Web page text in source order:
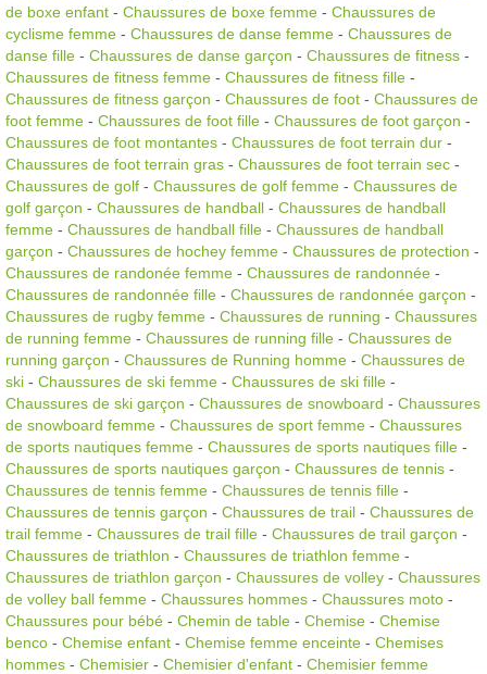
de boxe enfant - Chaussures de boxe femme - Chaussures de
cyclisme femme - Chaussures de danse femme - Chaussures de
danse fille - Chaussures de danse garçon - Chaussures de fitness -
Chaussures de fitness femme - Chaussures de fitness fille -
Chaussures de fitness garçon - Chaussures de foot - Chaussures de
foot femme - Chaussures de foot fille - Chaussures de foot garçon -
Chaussures de foot montantes - Chaussures de foot terrain dur -
Chaussures de foot terrain gras - Chaussures de foot terrain sec -
Chaussures de golf - Chaussures de golf femme - Chaussures de
golf garçon - Chaussures de handball - Chaussures de handball
femme - Chaussures de handball fille - Chaussures de handball
garçon - Chaussures de hochey femme - Chaussures de protection -
Chaussures de randonée femme - Chaussures de randonnée -
Chaussures de randonnée fille - Chaussures de randonnée garçon -
Chaussures de rugby femme - Chaussures de running - Chaussures
de running femme - Chaussures de running fille - Chaussures de
running garçon - Chaussures de Running homme - Chaussures de
ski - Chaussures de ski femme - Chaussures de ski fille -
Chaussures de ski garçon - Chaussures de snowboard - Chaussures
de snowboard femme - Chaussures de sport femme - Chaussures
de sports nautiques femme - Chaussures de sports nautiques fille -
Chaussures de sports nautiques garçon - Chaussures de tennis -
Chaussures de tennis femme - Chaussures de tennis fille -
Chaussures de tennis garçon - Chaussures de trail - Chaussures de
trail femme - Chaussures de trail fille - Chaussures de trail garçon -
Chaussures de triathlon - Chaussures de triathlon femme -
Chaussures de triathlon garçon - Chaussures de volley - Chaussures
de volley ball femme - Chaussures hommes - Chaussures moto -
Chaussures pour bébé - Chemin de table - Chemise - Chemise
benco - Chemise enfant - Chemise femme enceinte - Chemises
hommes - Chemisier - Chemisier d'enfant - Chemisier femme